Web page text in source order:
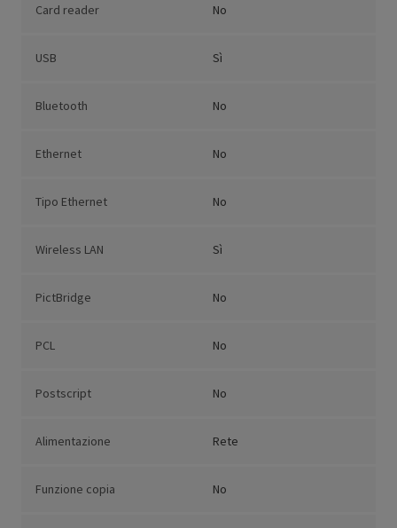
Card reader No
USB Sì
Bluetooth No
Ethernet No
Tipo Ethernet No
Wireless LAN Sì
PictBridge No
PCL No
Postscript No
Alimentazione Rete
Funzione copia No